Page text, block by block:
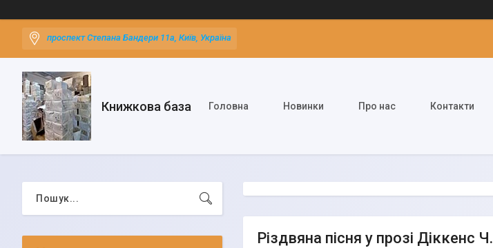
проспект Степана Бандери 11а, Київ, Україна
Книжкова база Головна Новинки Про нас Контакти
Різдвяна пісня у прозі Діккенс Ч.